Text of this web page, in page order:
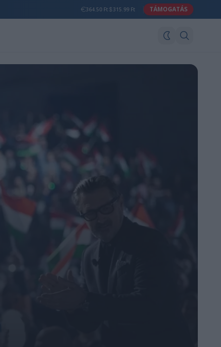
364.50 Ft 315.99 Ft TÁMOGATÁS